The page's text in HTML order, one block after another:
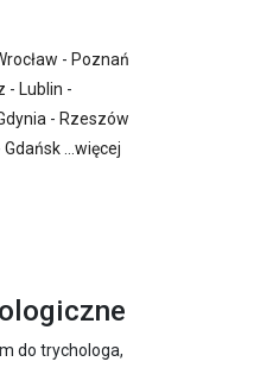
- Poznań
- Lublin -
- Rzeszów
Gdańsk
więcej
do trychologa,